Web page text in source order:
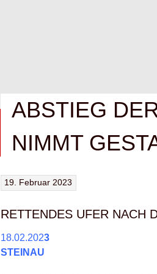
HOME NEWS VEREIN
ABSTIEG
NIMMT
19. Februar 2023
RETTENDES UFER NACH
18.02.2023
STEINAU